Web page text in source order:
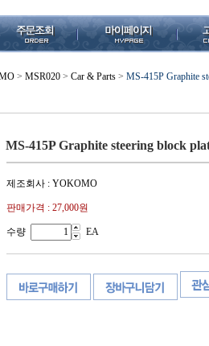
> MSR020 > Car & Parts > MS-415P Graphite
MS-415P Graphite steering block
제조회사 : YOKOMO
판매가격 : 27,000원
수량 EA